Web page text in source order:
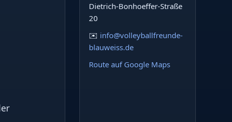
Dietrich-Bonhoeffer-Straße
20
✉️ info@volleyballfreunde-
blauweiss.de
Route auf Google Maps